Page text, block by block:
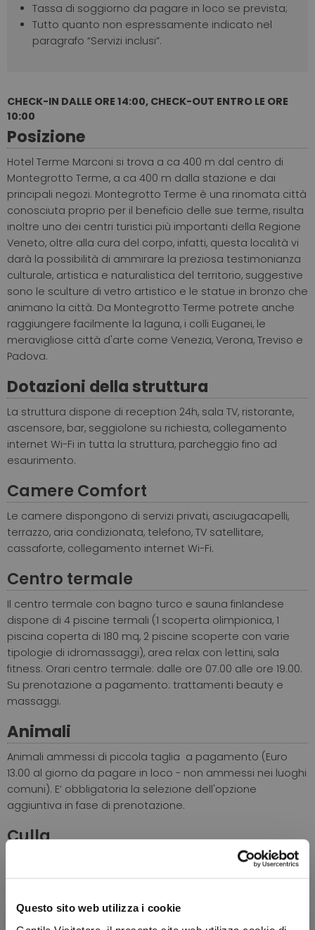
Questo sito web utilizza i cookie
Tassa di soggiorno da pagare in loco se prevista;
Tutto quanto non espressamente indicato nel
paragrafo “Servizi inclusi”.
CHECK-IN DALLE ORE 14:00, CHECK-OUT ENTRO LE ORE
10:00
Posizione
Hotel Terme Marconi si trova a ca 400 m dal centro di
Montegrotto Terme, a ca 400 m dalla stazione e dai
principali negozi. Montegrotto Terme è una rinomata città
conosciuta proprio per il beneficio delle sue terme, risulta
inoltre uno dei centri turistici più importanti della Regione
Veneto, oltre alla cura del corpo, infatti, questa località vi
darà la possibilità di ammirare la preziosa testimonianza
culturale, artistica e naturalistica del territorio, suggestive
sono le sculture di vetro artistico e le statue in bronzo che
animano la città. Da Montegrotto Terme potrete anche
raggiungere facilmente la laguna, i colli Euganei, le
meravigliose città d'arte come Venezia, Verona, Treviso e
Padova.
Dotazioni della struttura
La struttura dispone di reception 24h, sala TV, ristorante,
ascensore, bar, seggiolone su richiesta, collegamento
internet Wi-Fi in tutta la struttura, parcheggio fino ad
esaurimento.
Camere Comfort
Le camere dispongono di servizi privati, asciugacapelli,
terrazzo, aria condizionata, telefono, TV satellitare,
cassaforte, collegamento internet Wi-Fi.
Centro termale
Il centro termale con bagno turco e sauna finlandese
dispone di 4 piscine termali (1 scoperta olimpionica, 1
piscina coperta di 180 mq, 2 piscine scoperte con varie
tipologie di idromassaggi), area relax con lettini, sala
fitness. Orari centro termale: dalle ore 07.00 alle ore 19.00.
Su prenotazione a pagamento: trattamenti beauty e
massaggi.
Animali
Animali ammessi di piccola taglia a pagamento (Euro
13.00 al giorno da pagare in loco - non ammessi nei luoghi
comuni). E’ obbligatoria la selezione dell'opzione
aggiuntiva in fase di prenotazione.
Culla
E’ obbligatoria la
selezione dell'opzione aggiuntiva in fase di prenotazione.
CIN: IT028057A1EG5KCWP3